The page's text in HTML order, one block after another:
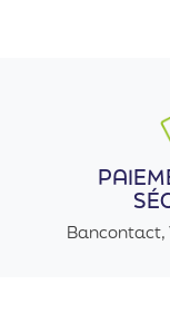
Bancontact,